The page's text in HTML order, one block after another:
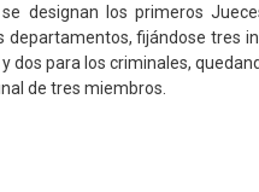
designan los primeros
departamentos, fijándose tres
y dos para los criminales,
de tres miembros.